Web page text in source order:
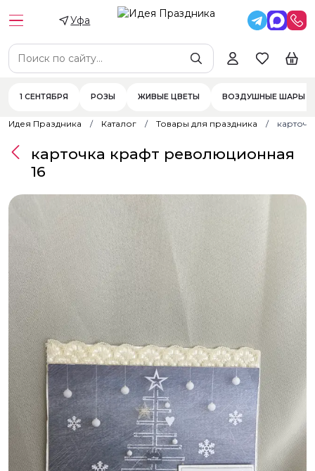
Уфа
1 СЕНТЯБРЯ РОЗЫ ЖИВЫЕ ЦВЕТЫ ВОЗДУШНЫЕ ШАРЫ
Идея Праздника Каталог Товары для праздника
карточка крафт революционная
16